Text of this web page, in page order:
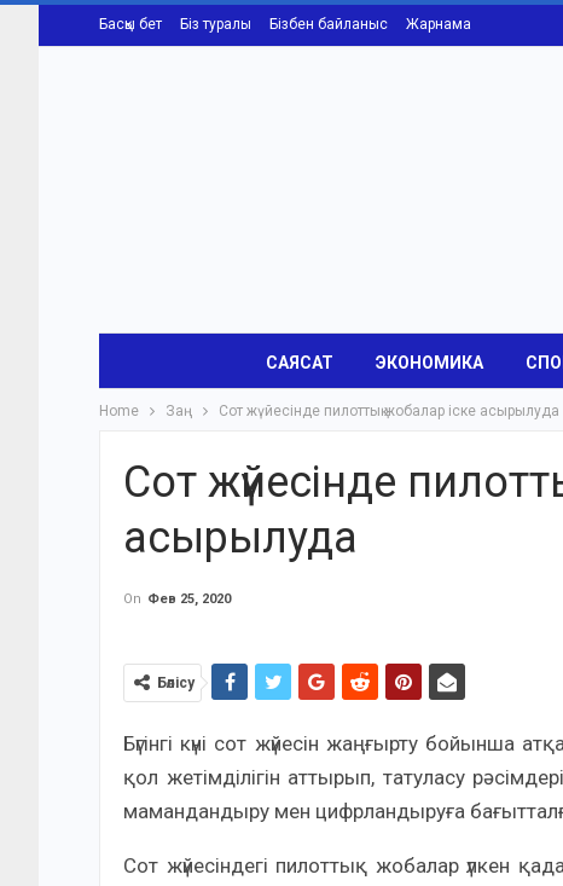
Басқы бет Біз туралы Бізбен байланыс Жарнама
САЯСАТ ЭКОНОМИКА
Home Заң Сот жүйесінде пилоттық жобалар іске асырылуда
Сот жүйесінде
асырылуда
On Фев 25, 2020
Бөлісу
Бүгінгі күні сот жүйесін жаңғырту бойынша
қол жетімділігін аттырып, татуласу
мамандандыру мен цифрландыруға
Сот жүйесіндегі пилоттық жобалар үлкен